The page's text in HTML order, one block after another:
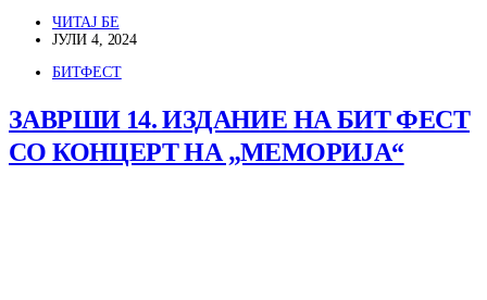
ЧИТАЈ БЕ
ЈУЛИ 4, 2024
БИТФЕСТ
ЗАВРШИ 14. ИЗДАНИЕ НА БИТ ФЕСТ
СО КОНЦЕРТ НА „МЕМОРИЈА“